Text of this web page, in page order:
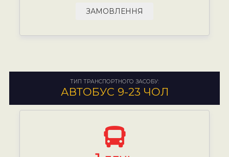
ЗАМОВЛЕННЯ
ТИП ТРАНСПОРТНОГО ЗАСОБУ:
АВТОБУС 9-23 ЧОЛ